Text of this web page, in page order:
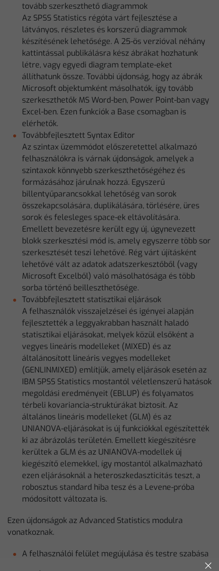
tovább szerkeszthető diagrammok
Az SPSS Statistics régóta várt fejlesztése a
látványos, részletes és korszerű diagrammok
készítésének lehetősége. A 25-ös verzióval néhány
kattintással publikálásra kész ábrákat hozhatunk
létre, vagy egyedi diagram template-eket
állíthatunk össze. További újdonság, hogy az ábrák
Microsoft objektumként másolhatók, így tovább
szerkeszthetők MS Word-ben, Power Point-ban vagy
Excel-ben. Ezen funkciók a Base csomagban is
elérhetők.
Továbbfejlesztett Syntax Editor
Az szintax üzemmódot előszeretettel alkalmazó
felhasználókra is várnak újdonságok, amelyek a
szintaxok könnyebb szerkeszthetőségéhez és
formázásához járulnak hozzá. Egyszerű
billentyűparancsokkal lehetőség van sorok
összekapcsolására, duplikálására, törlésére, üres
sorok és felesleges space-ek eltávolítására.
Emellett bevezetésre került egy új, úgynevezett
blokk szerkesztési mód is, amely egyszerre több sor
szerkesztését teszi lehetővé. Rég várt újításként
lehetővé vált az adatok adatszerkesztőből (vagy
Microsoft Excelből) való másolhatósága és több
sorba történő beilleszthetősége.
Továbbfejlesztett statisztikai eljárások
A felhasználók visszajelzései és igényei alapján
fejlesztették a leggyakrabban használt haladó
statisztikai eljárásokat, melyek közül elsőként a
vegyes lineáris modelleket (MIXED) és az
általánosított lineáris vegyes modelleket
(GENLINMIXED) említjük, amely eljárások esetén az
IBM SPSS Statistics mostantól véletlenszerű hatások
megoldási eredményeit (EBLUP) és folyamatos
térbeli kovariancia-struktúrákat biztosít. Az
általános lineáris modelleket (GLM) és az
UNIANOVA-eljárásokat is új funkciókkal egészítették
ki az ábrázolás területén. Emellett kiegészítésre
kerültek a GLM és az UNIANOVA-modellek új
kiegészítő elemekkel, így mostantól alkalmazható
ezen eljárásoknál a heteroszkedaszticitás teszt, a
robosztus standard hiba tesz és a Levene-próba
módosított változata is.
Ezen újdonságok az Advanced Statistics modulra
vonatkoznak.
A felhasználói felület megújulása és testre szabása